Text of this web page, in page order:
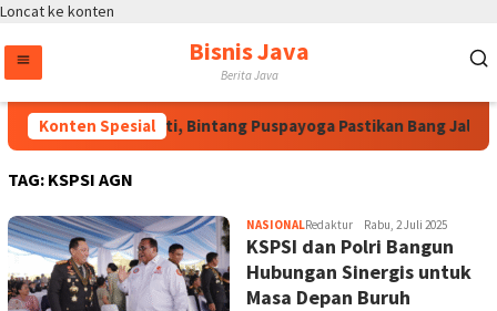
Loncat ke konten
Bisnis Java
Berita Java
Konten Spesial
Atas Arahan Megawati, Bintang Puspayoga Pastikan Bang Jali
TAG: KSPSI AGN
NASIONALRedaktur Rabu, 2 Juli 2025
KSPSI dan Polri Bangun
Hubungan Sinergis untuk
Masa Depan Buruh